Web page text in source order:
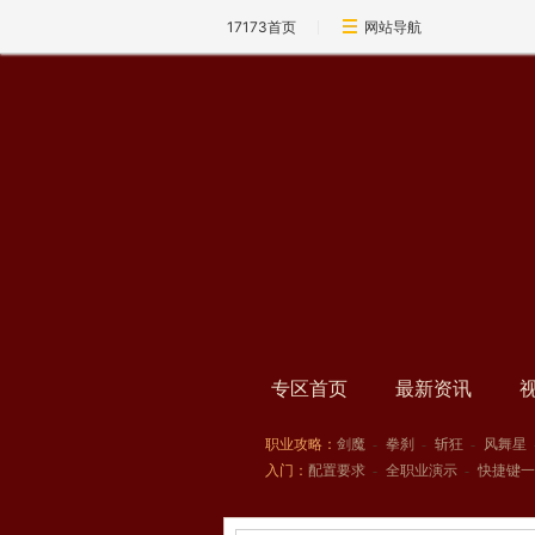
17173首页 网站导航
专区首页 最新资讯
职业攻略： 剑魔 - 拳刹 - 斩狂 - 风舞星
入门： 配置要求 - 全职业演示 - 快捷键